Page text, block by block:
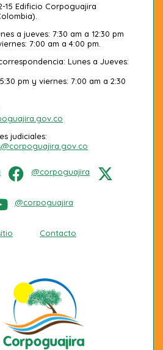
15 Edificio Corpoguajira
a jueves: 7:30 am a 12:30 pm
7:00 am a 4:00 pm.
Lunes a Jueves:
pm y viernes: 7:00 am a 2:30
judiciales:
@corpoguajira
@corpoguajira
Contacto